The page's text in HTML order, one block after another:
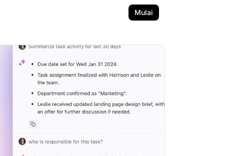
Mulai